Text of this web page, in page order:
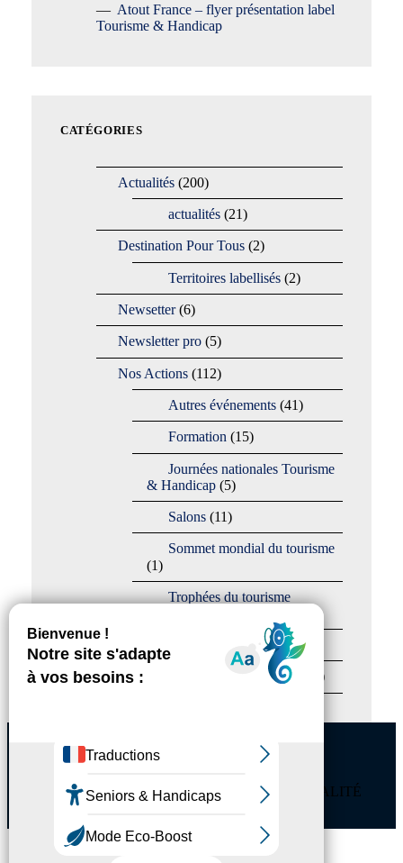
Atout France – flyer présentation label
Tourisme & Handicap
CATÉGORIES
Actualités(200)
actualités(21)
Destination Pour Tous(2)
Territoires labellisés(2)
Newsetter(6)
Newsletter pro(5)
Nos Actions(112)
Autres événements(41)
Formation(15)
Journées nationales Tourisme
& Handicap(5)
Salons(11)
Sommet mondial du tourisme
(1)
Trophées du tourisme
Presse
Tourisme accessible international (1)
ACCESSIBILITÉ
REVUE DE PRESSE
MENTIONS LÉGALES
CONFIDENTIALITÉ